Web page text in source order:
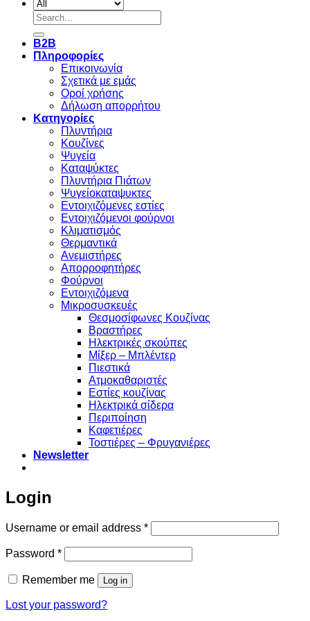
Search
for:
B2B
Πληροφορίες
Επικοινωνία
Σχετικά με εμάς
Οροί χρήσης
Δήλωση απορρήτου
Κατηγορίες
Πλυντήρια
Κουζίνες
Ψυγεία
Καταψύκτες
Πλυντήρια Πιάτων
Ψυγείοκαταψυκτες
Εντοιχιζόμενες εστίες
Εντοιχιζόμενοι φούρνοι
Κλιματισμός
Θερμαντικά
Ανεμιστήρες
Απορροφητήρες
Φούρνοι
Εντoιχιζόμενα
Μικροσυσκευές
Θεσμοσίφωνες Κουζίνας
Βραστήρες
Ηλεκτρικές σκούπες
Μίξερ – Μπλέντερ
Πιεστικά
Ατμοκαθαριστές
Εστίες κουζίνας
Ηλεκτρικά σίδερα
Περιποίηση
Καφετιέρες
Τοστιέρες – Φρυγανιέρες
Newsletter
Login
Username or email address *Required
Password *Required
Remember me Log in
Lost your password?